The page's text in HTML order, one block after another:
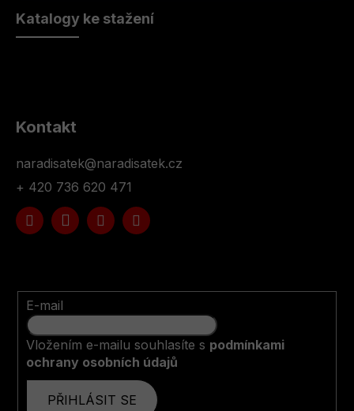
Katalogy ke stažení
Kontakt
naradisatek@naradisatek.cz
+ 420 736 620 471
E-mail
Vložením e-mailu souhlasíte s podmínkami
ochrany osobních údajů
PŘIHLÁSIT SE